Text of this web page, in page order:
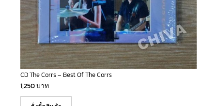
CD The Corrs – Best Of The Corrs
1,250บาท